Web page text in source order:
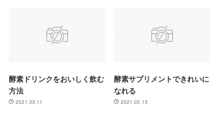
酵素ドリンクをおいしく飲む
方法
2021.03.11
酵素サプリメントできれいに
なれる
2021.03.13